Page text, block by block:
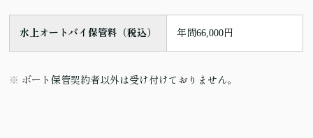
水上オートバイ保管料（税込） 年間66,000円
ボート保管契約者以外は受け付けておりません。